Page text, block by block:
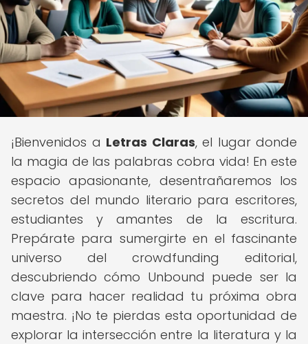
¡Bienvenidos a Letras Claras, el lugar donde
la magia de las palabras cobra vida! En este
espacio apasionante, desentrañaremos los
secretos del mundo literario para escritores,
estudiantes y amantes de la escritura.
Prepárate para sumergirte en el fascinante
universo del crowdfunding editorial,
descubriendo cómo Unbound puede ser la
clave para hacer realidad tu próxima obra
maestra. ¡No te pierdas esta oportunidad de
explorar la intersección entre la literatura y la